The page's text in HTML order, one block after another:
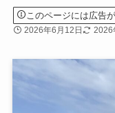
このページには広告
2026年6月12日 2026